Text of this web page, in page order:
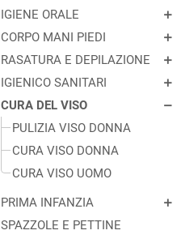
IGIENE ORALE
CORPO MANI PIEDI
RASATURA E DEPILAZIONE
IGIENICO SANITARI
CURA DEL VISO
PULIZIA VISO DONNA
CURA VISO DONNA
CURA VISO UOMO
PRIMA INFANZIA
SPAZZOLE E PETTINE